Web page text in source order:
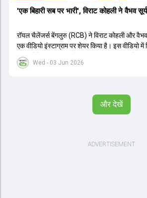
Wed - 03 Jun 2026
'एक बिहारी सब पर भारी', विराट कोहली ने वैभव
रॉयल चैलेंजर्स बेंगलुरु (RCB) ने विराट कोहली और वैभव
एक वीडियो इंस्टाग्राम पर शेयर किया है। इस वीडियो में
सलाह देते हुए कहा, 'एक बिहारी सब पर भारी। बस गेम
पर विश्वास रखने और नकारात्मक बातों पर ध्यान न देने
सीरीज खेलेंगे। वहीं, विराट कोहली लंदन रवाना हो गए
और देखें